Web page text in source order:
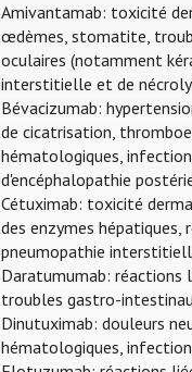
Amivantamab: toxicité
œdèmes, stomatite,
oculaires (notamment
interstitielle et de
Bévacizumab:
de cicatrisation,
hématologiques,
d'encéphalopathie
Cétuximab: toxicité
des enzymes
pneumopathie
Daratumumab: réactions
troubles gastro-
Dinutuximab: douleurs
hématologiques,